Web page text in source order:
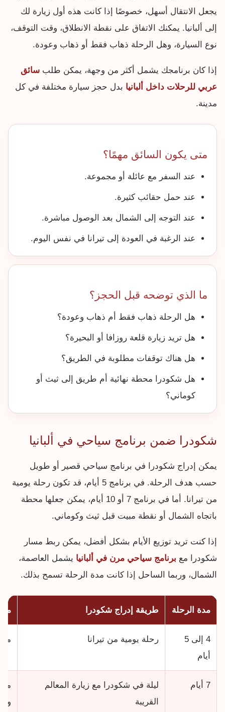
يجعل الانتقال أسهل، خصوصًا إذا كانت هذه أول زيارة لك
إلى ألبانيا. يمكنك الاتفاق على نقطة الانطلاق، وقت التوقف،
نوع السيارة، وهل الرحلة ذهاب فقط أو ذهاب وعودة.
إذا كان برنامجك يشمل أكثر من وجهة، يمكن طلب سائق
عربي للرحلات داخل ألبانيا بدل حجز سيارة مختلفة في كل
مدينة.
متى يكون السائق مهمًا؟
عند السفر مع عائلة أو مجموعة.
عند حمل حقائب كثيرة.
عند التوجه إلى الشمال بعد الوصول مباشرة.
عند الرغبة في العودة إلى تيرانا في نفس اليوم.
ما الذي توضحه قبل الحجز؟
هل الرحلة ذهاب فقط أم ذهاب وعودة؟
هل تريد زيارة قلعة روزافا أو البحيرة؟
هل هناك توقفات مطلوبة في الطريق؟
هل شكودرا محطة نهائية أم طريق إلى ثيث أو
كوماني؟
شكودرا ضمن برنامج سياحي في ألبانيا
يمكن إدراج شكودرا في برنامج سياحي قصير أو طويل
حسب هدف الرحلة. في برنامج 5 أيام، قد تكون رحلة يومية
من تيرانا. أما في برنامج 7 أو 10 أيام، يمكن جعلها محطة
باتجاه الشمال أو نقطة مبيت قبل ثيث وكوماني.
إذا كنت تريد توزيع الأيام بشكل أفضل، يمكن ربط مسار
شكودرا مع برنامج سياحي مرن في ألبانيا يشمل العاصمة،
الشمال، وربما الساحل إذا كانت مدة الرحلة تسمح بذلك.
مدة الرحلة طريقة إدراج شكودرا
4 إلى 5
أيام
رحلة يومية من تيرانا من
7 أيام
ليلة في شكودرا مع زيارة المعالم
القريبة
من